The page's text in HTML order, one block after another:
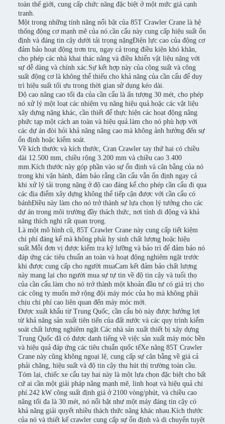
toàn thế giới, cung cấp chức năng đặc biệt ở một mức giá cạnh
tranh.
Một trong những tính năng nổi bật của 85T Crawler Crane là hệ
thống động cơ mạnh mẽ của nó.cần cẩu này cung cấp hiệu suất ổn
định và đáng tin cậy dưới tải trọng nặngĐiện lực cao của động cơ
đảm bảo hoạt động trơn tru, ngay cả trong điều kiện khó khăn,
cho phép các nhà khai thác nâng và điều khiển vật liệu nặng với
sự dễ dàng và chính xác.Sự kết hợp này của công suất và công
suất động cơ là không thể thiếu cho khả năng của cần cẩu để duy
trì hiệu suất tối ưu trong thời gian sử dụng kéo dài.
Độ cao nâng cao tối đa của cần cẩu là ấn tượng 30 mét, cho phép
nó xử lý một loạt các nhiệm vụ nâng hiệu quả.hoặc các vật liệu
xây dựng nặng khác, cần thiết để thực hiện các hoạt động nâng
phức tạp một cách an toàn và hiệu quả.làm cho nó phù hợp với
các dự án đòi hỏi khả năng nâng cao mà không ảnh hưởng đến sự
ổn định hoặc kiểm soát.
Về kích thước và kích thước, Cran Crawler tay thứ hai có chiều
dài 12.500 mm, chiều rộng 3.200 mm và chiều cao 3.400
mm.Kích thước này góp phần vào sự ổn định và cân bằng của nó
trong khi vận hành, đảm bảo rằng cần cẩu vẫn ổn định ngay cả
khi xử lý tải trọng nặng ở độ cao đáng kể.cho phép cần cẩu đi qua
các địa điểm xây dựng không thể tiếp cận được với cần cẩu có
bánhĐiều này làm cho nó trở thành sự lựa chọn lý tưởng cho các
dự án trong môi trường đầy thách thức, nơi tính di động và khả
năng thích nghi rất quan trọng.
Là một mô hình cũ, 85T Crawler Crane này cung cấp tiết kiệm
chi phí đáng kể mà không phải hy sinh chất lượng hoặc hiệu
suất.Mỗi đơn vị được kiểm tra kỹ lưỡng và bảo trì để đảm bảo nó
đáp ứng các tiêu chuẩn an toàn và hoạt động nghiêm ngặt trước
khi được cung cấp cho người muaCam kết đảm bảo chất lượng
này mang lại cho người mua sự tự tin về độ tin cậy và tuổi thọ
của cần cẩu.làm cho nó trở thành một khoản đầu tư có giá trị cho
các công ty muốn mở rộng đội máy móc của họ mà không phải
chịu chi phí cao liên quan đến máy móc mới.
Được xuất khẩu từ Trung Quốc, cần cẩu bò này được hưởng lợi
từ khả năng sản xuất tiên tiến của đất nước và các quy trình kiểm
soát chất lượng nghiêm ngặt.Các nhà sản xuất thiết bị xây dựng
Trung Quốc đã có được danh tiếng về việc sản xuất máy móc bền
và hiệu quả đáp ứng các tiêu chuẩn quốc tếXe nâng 85T Crawler
Crane này cũng không ngoại lệ, cung cấp sự cân bằng về giá cả
phải chăng, hiệu suất và độ tin cậy thu hút thị trường toàn cầu.
Tóm lại, chiếc xe cẩu tay hai này là một lựa chọn đặc biệt cho bất
cứ ai cần một giải pháp nâng mạnh mẽ, linh hoạt và hiệu quả chi
phí.242 kW công suất định giá ở 2100 vòng/phút, và chiều cao
nâng tối đa là 30 mét, nó nổi bật như một máy đáng tin cậy có
khả năng giải quyết nhiều thách thức nâng khác nhau.Kích thước
của nó và thiết kế crawler cung cấp sự ổn định và di chuyển tuyệt